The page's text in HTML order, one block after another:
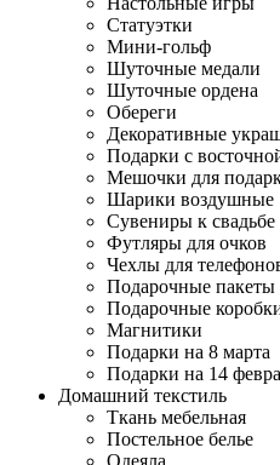
Статуэтки
Мини-гольф
Шуточные медали
Шуточные ордена
Обереги
Декоративные
Подарки с
Мешочки для
Шарики воздушные
Сувениры к свадьбе
Футляры для очков
Чехлы для
Подарочные пакеты
Подарочные
Магнитики
Подарки на 8 марта
Подарки на 14
Домашний текстиль
Ткань мебельная
Постельное белье
Одеяла